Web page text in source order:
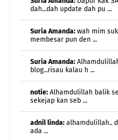
Suria Amanda:wah mim
membesar pun den ...
Suria Amanda:
blog...risau kalau h ...
notie:Alhamdulillah balik
sekejap kan seb ...
adnil linda:alhamdulillah..
ada ...
Etuza:Menggamit
damai ja ...